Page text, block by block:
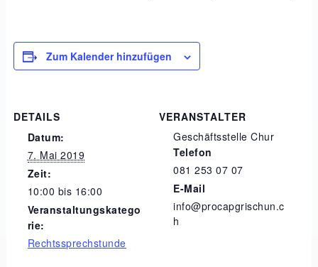
Zum Kalender hinzufügen
DETAILS
Datum:
7. Mai 2019
Zeit:
10:00 bis 16:00
Veranstaltungskatego
rie:
Rechtssprechstunde
VERANSTALTER
Geschäftsstelle Chur
Telefon
081 253 07 07
E-Mail
info@procapgrischun.c
h